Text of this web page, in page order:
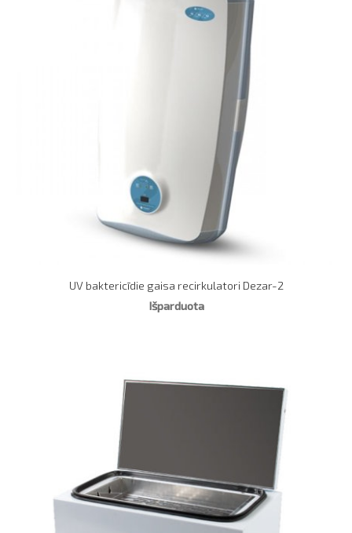
UV baktericīdie gaisa recirkulatori Dezar-2
Išparduota